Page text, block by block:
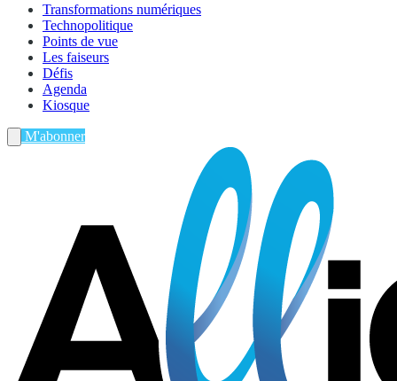
Transformations numériques
Technopolitique
Points de vue
Les faiseurs
Défis
Agenda
Kiosque
M'abonner